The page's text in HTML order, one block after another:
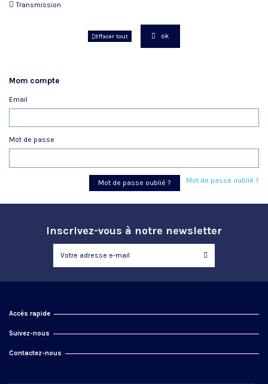
Transmission
Effacer tout ok
Mom compte
Email
Mot de passe
Mot de passe oublié ?
Mot de passe oublié ?
Inscrivez-vous à notre newsletter
Accès rapide
Suivez-nous
Contactez-nous